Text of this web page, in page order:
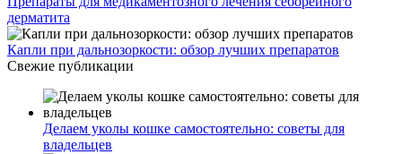
дерматита
Капли при дальнозоркости: обзор лучших препаратов
Свежие публикации
Делаем уколы кошке самостоятельно: советы для
владельцев